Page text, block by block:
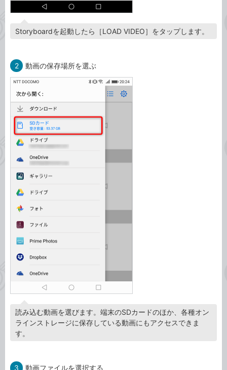
Storyboardを起動したら［LOAD VIDEO］をタップします。
2 動画の保存場所を選ぶ
読み込む動画を選びます。端末のSDカードのほか、各種オン
ラインストレージに保存している動画にもアクセスできま
す。
3 動画ファイルを選択する